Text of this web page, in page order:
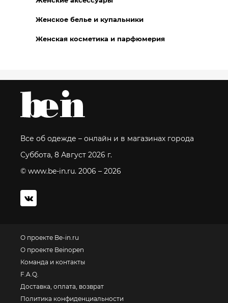
Женское белье и купальники
Женская косметика и парфюмерия
Все об одежде – онлайн и в магазинах города
Суббота, 8 Август 2026 г.
© www.be-in.ru. 2006 – 2026
О проекте Be-in.ru
О проекте Beinopen
Команда и контакты
F.A.Q.
Доставка, оплата, возврат
Политика конфиденциальности